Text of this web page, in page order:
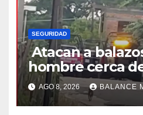
SEGURIDAD
Atacan a
hombre cerca
General de
AGO 8, 2026 BALANCE